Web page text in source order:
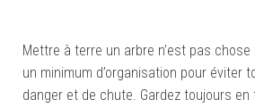
Mettre à terre un arbre n’est pas chose
un minimum d’organisation pour éviter
danger et de chute. Gardez toujours en